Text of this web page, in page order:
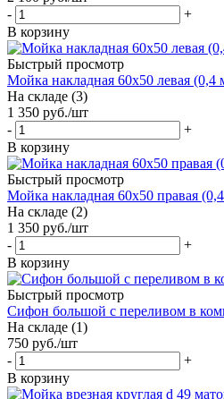
-
+
В корзину
Быстрый просмотр
Мойка накладная 60х50 левая (0,4
На складе (3)
1 350 руб./шт
-
+
В корзину
Быстрый просмотр
Мойка накладная 60х50 правая
На складе (2)
1 350 руб./шт
-
+
В корзину
Быстрый просмотр
Сифон большой с переливом в
На складе (1)
750 руб./шт
-
+
В корзину